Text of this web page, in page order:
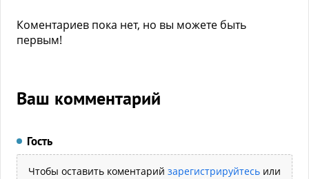
Коментариев пока нет, но вы можете быть
первым!
Ваш комментарий
Гость
Чтобы оставить коментарий зарегистрируйтесь или